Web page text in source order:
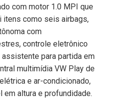
com motor 1.0 MPI que
itens como seis airbags,
com
controle eletrônico
para partida em
multimídia VW Play de
e ar-condicionado,
em altura e profundidade.